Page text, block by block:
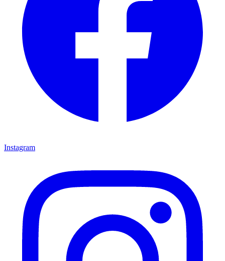
Instagram